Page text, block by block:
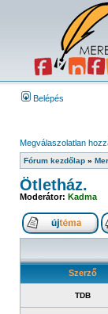
Belépés
Megválaszolatlan
Fórum kezdőlap »
Ötletház.
Moderátor: Kadma
Szerző
TDB